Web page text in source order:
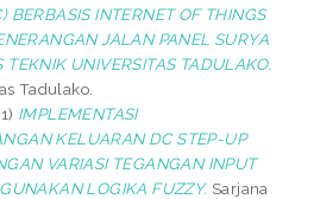
BERBASIS INTERNET OF THINGS
JALAN PANEL SURYA
UNIVERSITAS TADULAKO.
Tadulako.
IMPLEMENTASI
KELUARAN DC STEP-UP
VARIASI TEGANGAN INPUT
LOGIKA FUZZY. Sarjana